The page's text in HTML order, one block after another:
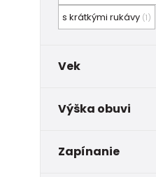
s krátkými rukávy (1)
Vek
Výška obuvi
Zapínanie